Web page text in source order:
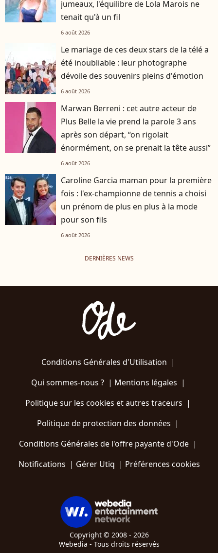
jumeaux, l'équilibre de Lola Marois ne
tenait qu'à un fil
6 août 2026
Le mariage de ces deux stars de la télé a
été inoubliable : leur photographe
dévoile des souvenirs pleins d'émotion
6 août 2026
Marwan Berreni : cet autre acteur de
Plus Belle la vie prend la parole 3 ans
après son départ, “on rigolait
énormément, on se prenait la tête aussi”
6 août 2026
Caroline Garcia maman pour la première
fois : l'ex-championne de tennis a choisi
un prénom de plus en plus à la mode
pour son fils
6 août 2026
DERNIÈRES NEWS
Conditions Générales d'Utilisation |
Qui sommes-nous ?| Mentions légales |
Politique sur les cookies et autres traceurs |
Politique de protection des données |
Conditions Générales de l'offre payante d'Ode |
Notifications | Gérer Utiq | Préférences cookies
Copyright © 2008 - 2026
Webedia - Tous droits réservés